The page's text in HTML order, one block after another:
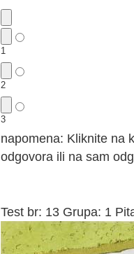
1
2
3
napomena: Kliknite na
odgovora ili na sam
Test br: 13 Grupa: 1